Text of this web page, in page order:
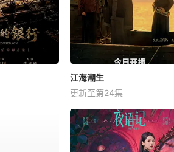
江海潮生
更新至第24集